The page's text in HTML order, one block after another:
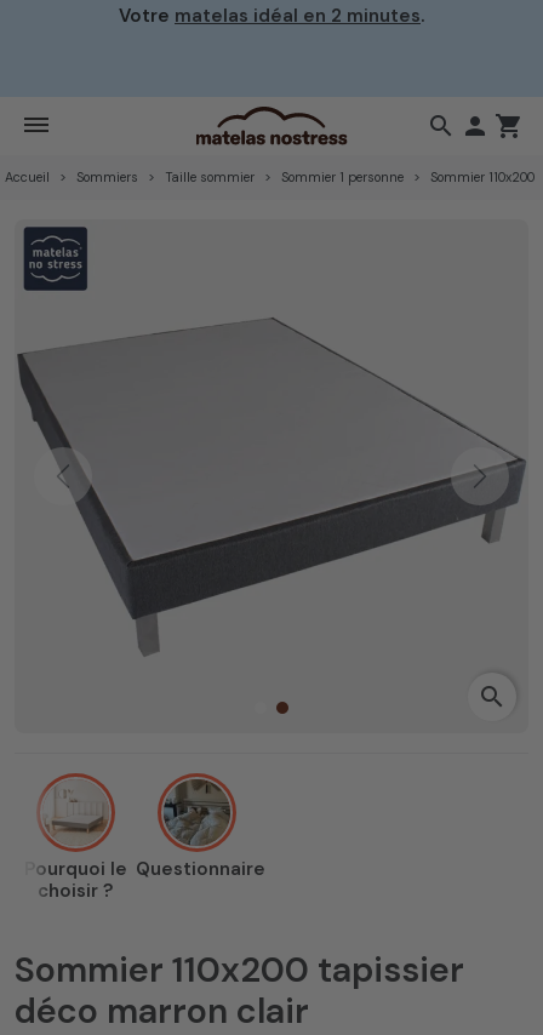
Votre matelas idéal en 2 minutes.
search  shopping_cart
Accueil Sommiers Taille sommier Sommier 1 personne Sommier 110x200
Previous Next
search
Pourquoi le
choisir ?
Questionnaire
Sommier 110x200 tapissier
déco marron clair